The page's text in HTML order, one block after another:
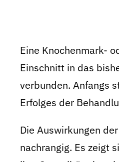
Eine Knochenmark-
Einschnitt in das
verbunden. Anfangs
Erfolges der
Die Auswirkungen
nachrangig. Es zeigt